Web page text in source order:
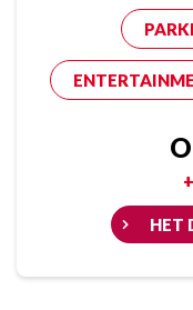
HET